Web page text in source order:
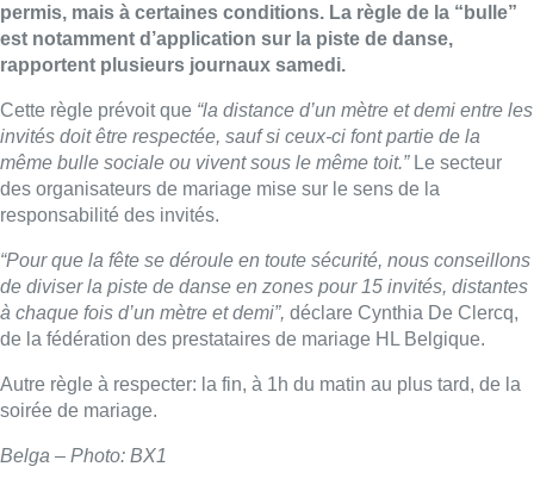
permis, mais à certaines conditions. La règle de la “bulle”
est notamment d’application sur la piste de danse,
rapportent plusieurs journaux samedi.
Cette règle prévoit que “la distance d’un mètre et demi entre les
invités doit être respectée, sauf si ceux-ci font partie de la
même bulle sociale ou vivent sous le même toit.”Le secteur
des organisateurs de mariage mise sur le sens de la
responsabilité des invités.
“Pour que la fête se déroule en toute sécurité, nous conseillons
de diviser la piste de danse en zones pour 15 invités, distantes
à chaque fois d’un mètre et demi”, déclare Cynthia De Clercq,
de la fédération des prestataires de mariage HL Belgique.
Autre règle à respecter: la fin, à 1h du matin au plus tard, de la
soirée de mariage.
Belga – Photo: BX1